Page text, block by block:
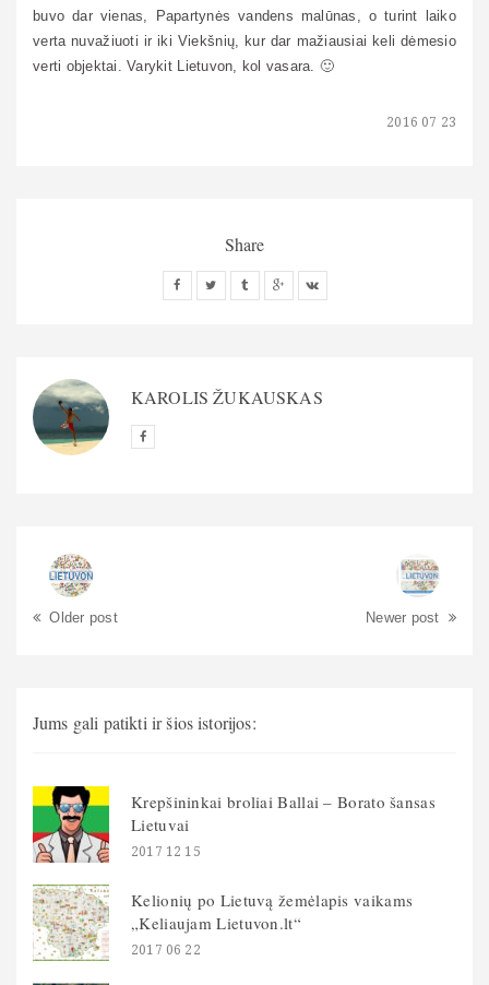
2016 07 23
buvo dar vienas, Papartynės vandens malūnas, o turint laiko
verta nuvažiuoti ir iki Viekšnių, kur dar mažiausiai keli dėmesio
verti objektai. Varykit Lietuvon, kol vasara. 🙂
Share
KAROLIS ŽUKAUSKAS
Older post Newer post
Jums gali patikti ir šios istorijos:
Krepšininkai broliai Ballai – Borato šansas
Lietuvai
2017 12 15
Kelionių po Lietuvą žemėlapis vaikams
„Keliaujam Lietuvon.lt“
2017 06 22